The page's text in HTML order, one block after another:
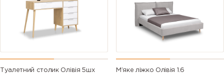
Туалетний столик Олівія 5шх
М’яке ліжко Олівія 1.6